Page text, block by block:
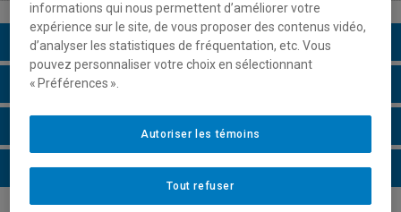
Description du cours
Horaire - Été 2026
Horaire - Automne 2026
Horaire - Hiver 2027
informations qui nous permettent d’améliorer votre
expérience sur le site, de vous proposer des contenus vidéo,
d’analyser les statistiques de fréquentation, etc. Vous
pouvez personnaliser votre choix en sélectionnant
« Préférences ».
Tout refuser
Autoriser les témoins